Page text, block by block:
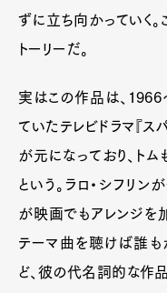
ずに立ち向かっていく
トーリーだ。
実はこの作品は、
ていたテレビドラマ『
が元になっており、ト
という。ラロ・シフリ
が映画でもアレンジを
テーマ曲を聴けば誰も
ど、彼の代名詞的な作品